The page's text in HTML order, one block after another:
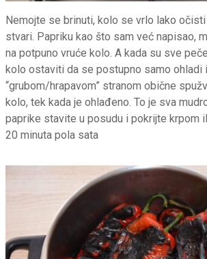
Nemojte se brinuti, kolo se vrlo lako
stvari. Papriku kao što sam već napisao,
na potpuno vruće kolo. A kada su sve
kolo ostaviti da se postupno samo ohladi
“grubom/hrapavom” stranom obične
kolo, tek kada je ohlađeno. To je sva
paprike stavite u posudu i pokrijte krpom
20 minuta pola sata